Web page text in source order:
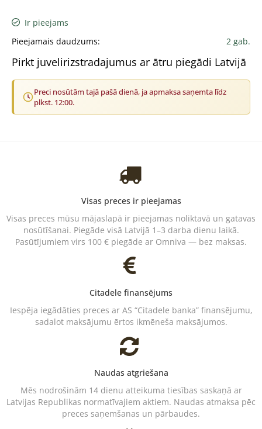
Ir pieejams
Pieejamais daudzums:
2 gab.
Pirkt juvelirizstradajumus ar ātru piegādi Latvijā
Preci nosūtām tajā pašā dienā, ja apmaksa saņemta līdz
plkst. 12:00.
Visas preces ir pieejamas
Visas preces mūsu mājaslapā ir pieejamas noliktavā un gatavas
nosūtīšanai. Piegāde visā Latvijā 1–3 darba dienu laikā.
Pasūtījumiem virs 100 € piegāde ar Omniva — bez maksas.
Citadele finansējums
Iespēja iegādāties preces ar AS “Citadele banka” finansējumu,
sadalot maksājumu ērtos ikmēneša maksājumos.
Naudas atgriešana
Mēs nodrošinām 14 dienu atteikuma tiesības saskaņā ar
Latvijas Republikas normatīvajiem aktiem. Naudas atmaksa pēc
preces saņemšanas un pārbaudes.